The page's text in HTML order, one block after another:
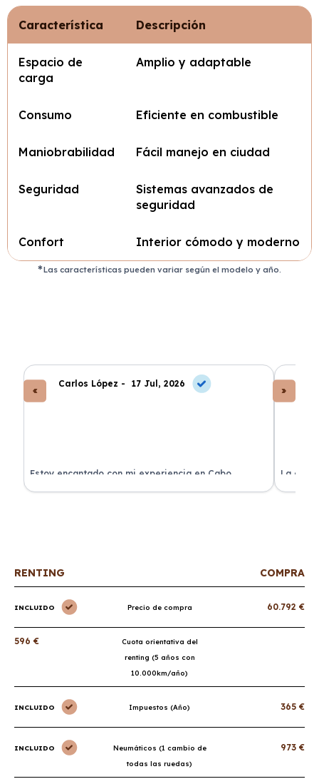
Característica Descripción
Espacio de
carga
Amplio y adaptable
Consumo Eficiente en combustible
Maniobrabilidad Fácil manejo en ciudad
Seguridad
Sistemas avanzados de
seguridad
Confort Interior cómodo y moderno
Las características pueden variar según el modelo y año.
Carlos López - 17 Jul, 2026
Estoy encantado con mi experiencia en Cabo
Renting. El coche llegó en perfectas condiciones y sin
La
de
RENTING COMPRA
INCLUIDO Precio de compra 60.792 €
596 €
Cuota orientativa del
renting (5 años con
10.000km/año)
INCLUIDO Impuestos (Año) 365 €
INCLUIDO
Neumáticos (1 cambio de
todas las ruedas)
973 €